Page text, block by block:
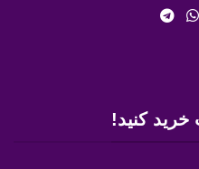
خرید کنید!